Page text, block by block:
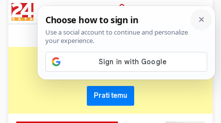
PRIJAVA
News
bolnica
Prati temu